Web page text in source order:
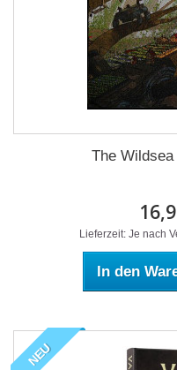
The
Lieferzeit: Je nach
In den
NEU